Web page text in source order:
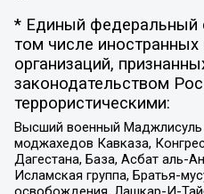
* Единый федеральный
том числе
организаций,
законодательством
террористическими:
Высший военный
моджахедов Кавказа,
Дагестана, База, Асбат аль-
Исламская группа, Братья-